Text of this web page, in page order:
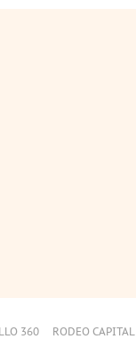
360 RODEO CAPITAL